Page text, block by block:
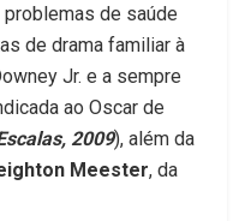
de saúde
de drama familiar à
Jr. e a sempre
ao Oscar de
2009), além da
Meester, da